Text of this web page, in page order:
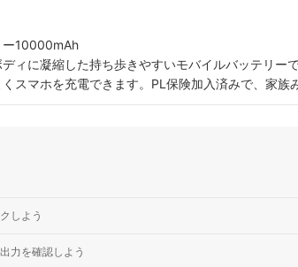
ー10000mAh
ィに凝縮した持ち歩きやすいモバイルバッテリー
スマホを充電できます。PL保険加入済みで、家族
の薄さで、財布にも入れやすく携帯性に優れたモ
機内への持ち込みにも対応し、扱いやすい仕様。
、効率よく電力を供給し…
固定し、操作中でもズレにくい安定感を発揮します
高め、移動中の使い…
しよう
力を確認しよう